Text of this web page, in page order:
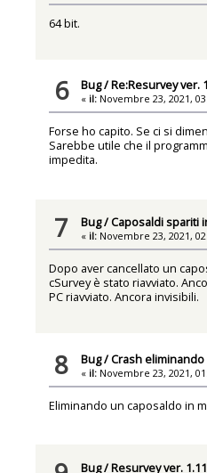
64 bit.
6 Bug/Re:Resurvey ver.
« il: Novembre 23, 2021,
Forse ho capito. Se ci si
Sarebbe utile che il
impedita.
7 Bug/ Caposaldi spariti
« il: Novembre 23, 2021,
Dopo aver cancellato un
cSurvey è stato riavviato.
PC riavviato. Ancora invisibili.
8 Bug/Crash
« il: Novembre 23, 2021,
Eliminando un caposaldo in
Bug/Resurvey ver.